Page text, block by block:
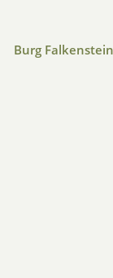
Burg Falkenstein